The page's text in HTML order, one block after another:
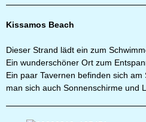
Kissamos Beach
Dieser Strand lädt ein zum
Ein wunderschöner Ort zum
Ein paar Tavernen befinden sich am
man sich auch Sonnenschirme und